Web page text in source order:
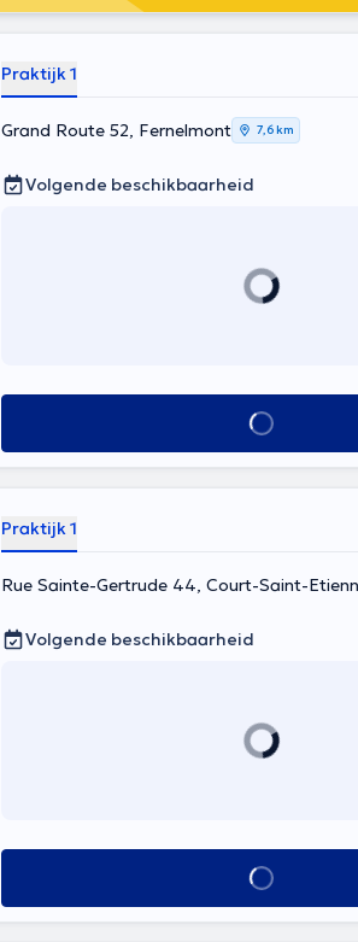
Praktijk 1
Grand Route 52, Fernelmont 7,6 km
Volgende beschikbaarheid
Alles zien
Praktijk 1
Rue Sainte-Gertrude 44, Court-Saint-
Volgende beschikbaarheid
Alles zien